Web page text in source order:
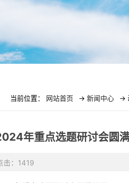
当前位置： 网站首页 -> 新闻中心 ->
年重点选题研讨会圆
击： 1419